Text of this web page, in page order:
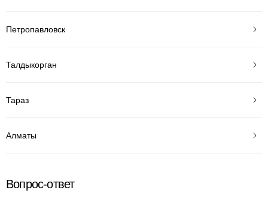
Петропавловск
Талдыкорган
Тараз
Алматы
Вопрос-ответ